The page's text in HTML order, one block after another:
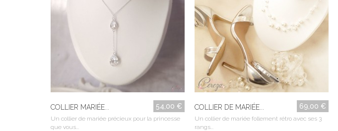
COLLIER MARIÉE... 54,00 €
Un collier de mariée précieux pour la princesse
que vous...
COLLIER DE MARIÉE... 69,00 €
Un collier de mariée follement rétro avec ses 3
rangs...